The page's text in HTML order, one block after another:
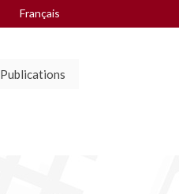
Français
Publications